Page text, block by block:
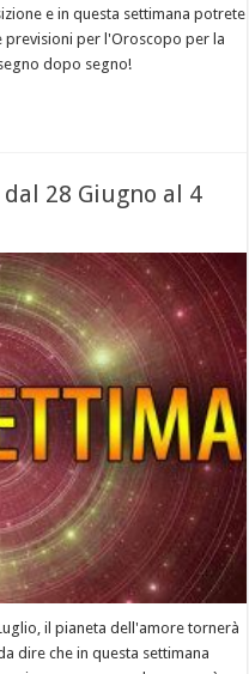
e in questa settimana potrete
previsioni per l'Oroscopo per la
dopo segno!
28 Giugno al 4
il pianeta dell'amore tornerà
dire che in questa settimana